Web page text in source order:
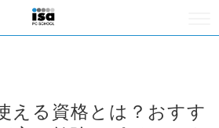
える資格とは？おすす